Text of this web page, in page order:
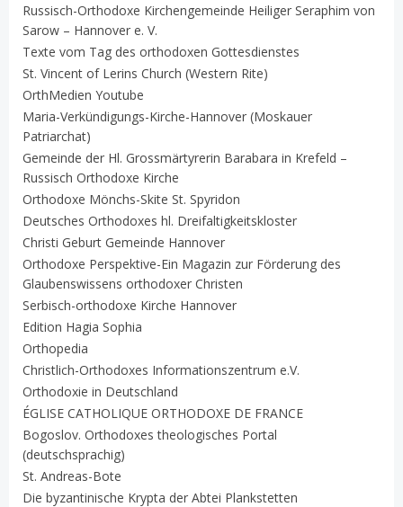
Russisch-Orthodoxe Kirchengemeinde Heiliger Seraphim von
Sarow – Hannover e. V.
Texte vom Tag des orthodoxen Gottesdienstes
St. Vincent of Lerins Church (Western Rite)
OrthMedien Youtube
Maria-Verkündigungs-Kirche-Hannover (Moskauer
Patriarchat)
Gemeinde der Hl. Grossmärtyrerin Barabara in Krefeld –
Russisch Orthodoxe Kirche
Orthodoxe Mönchs-Skite St. Spyridon
Deutsches Orthodoxes hl. Dreifaltigkeitskloster
Christi Geburt Gemeinde Hannover
Orthodoxe Perspektive-Ein Magazin zur Förderung des
Glaubenswissens orthodoxer Christen
Serbisch-orthodoxe Kirche Hannover
Edition Hagia Sophia
Orthopedia
Christlich-Orthodoxes Informationszentrum e.V.
Orthodoxie in Deutschland
ÉGLISE CATHOLIQUE ORTHODOXE DE FRANCE
Bogoslov. Orthodoxes theologisches Portal
(deutschsprachig)
St. Andreas-Bote
Die byzantinische Krypta der Abtei Plankstetten